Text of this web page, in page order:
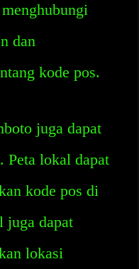
dan
kode pos.
juga dapat
Peta lokal dapat
kode pos di
juga dapat
lokasi